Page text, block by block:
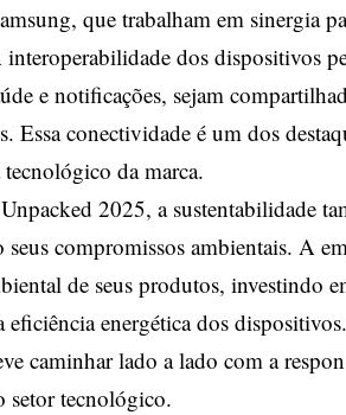
que trabalham em sinergia
dos dispositivos
e notificações, sejam
Essa conectividade é um dos
tecnológico da marca.
2025, a sustentabilidade
seus compromissos ambientais. A
de seus produtos, investindo
eficiência energética dos
caminhar lado a lado com a
setor tecnológico.